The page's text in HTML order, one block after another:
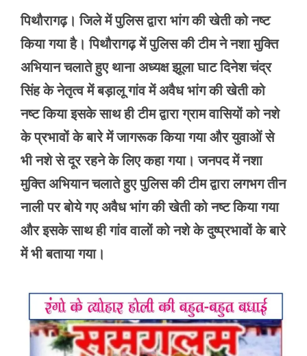
पिथौरागढ़। जिले में पुलिस द्वारा भांग की खेती को नष्ट
किया गया है। पिथौरागढ़ में पुलिस की टीम ने नशा मुक्ति
अभियान चलाते हुए थाना अध्यक्ष झूला घाट दिनेश चंद्र
सिंह के नेतृत्व में बड़ालू गांव में अवैध भांग की खेती को
नष्ट किया इसके साथ ही टीम द्वारा ग्राम वासियों को नशे
के प्रभावों के बारे में जागरूक किया गया और युवाओं से
भी नशे से दूर रहने के लिए कहा गया। जनपद में नशा
मुक्ति अभियान चलाते हुए पुलिस की टीम द्वारा लगभग तीन
नाली पर बोये गए अवैध भांग की खेती को नष्ट किया गया
और इसके साथ ही गांव वालों को नशे के दुष्प्रभावों के बारे
में भी बताया गया।